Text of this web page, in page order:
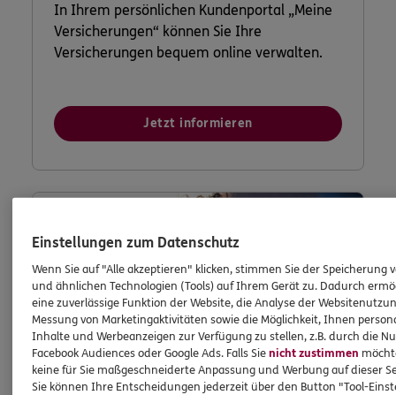
In Ihrem persönlichen Kundenportal „Meine
Versicherungen“ können Sie Ihre
Versicherungen bequem online verwalten.
Jetzt informieren
Einstellungen zum Datenschutz
Wenn Sie auf "Alle akzeptieren" klicken, stimmen Sie der Speicherung
und ähnlichen Technologien (Tools) auf Ihrem Gerät zu. Dadurch
eine zuverlässige Funktion der Website, die Analyse der
Messung von Marketingaktivitäten sowie die Möglichkeit, Ihnen
Inhalte und Werbeanzeigen zur Verfügung zu stellen, z.B. durch die
Facebook Audiences oder Google Ads. Falls Sienicht zustimmen
keine für Sie maßgeschneiderte Anpassung und Werbung auf dieser
Sie können Ihre Entscheidungen jederzeit über den Button "Tool-